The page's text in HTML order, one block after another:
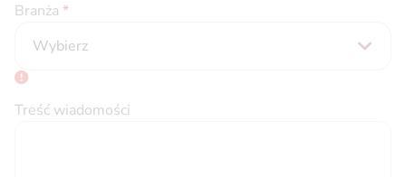
Branża *
Wybierz
Treść wiadomości